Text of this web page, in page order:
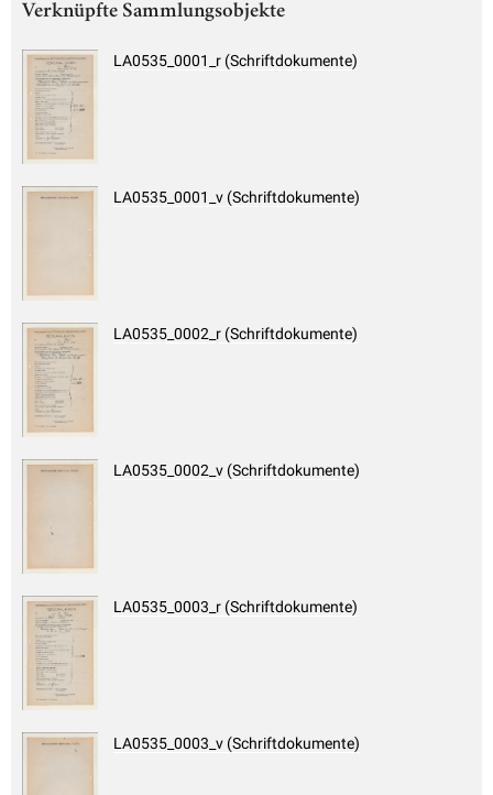
Verknüpfte Sammlungsobjekte
LA0535_0001_r (Schriftdokumente)
LA0535_0001_v (Schriftdokumente)
LA0535_0002_r (Schriftdokumente)
LA0535_0002_v (Schriftdokumente)
LA0535_0003_r (Schriftdokumente)
LA0535_0003_v (Schriftdokumente)